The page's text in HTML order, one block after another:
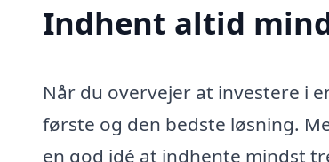
Indhent altid
Når du overvejer at investere i
første og den bedste løsning.
en god idé at indhente mindst